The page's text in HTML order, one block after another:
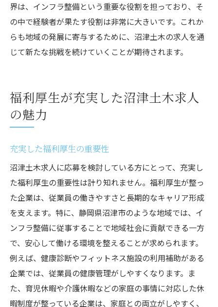
界は、インフラ整備という重要な役割を担っており、そ
の中で経験者が果たす役割は非常に大きいです。これか
らも地域の発展に寄与するために、沼津土木の求人を通
じて新たな挑戦を続けていくことが期待されます。
福利厚生が充実した沼津土木求人
の魅力
充実した福利厚生の重要性
沼津土木求人に応募を検討している方にとって、充実し
た福利厚生の重要性は計り知れません。福利厚生が整っ
た企業は、従業員の働きやすさと長期的なキャリア形成
を支えます。特に、静岡県沼津市のような地域では、イ
ンフラ整備に従事することで地域社会に貢献できる一方
で、安心して働ける環境を整えることが求められます。
例えば、健康診断やフィットネス施設の利用補助がある
企業では、従業員の健康管理がしやすくなります。ま
た、育児休暇や介護休暇などの家庭の事情に対応した休
暇制度が整っている企業は、家庭との両立がしやすく、